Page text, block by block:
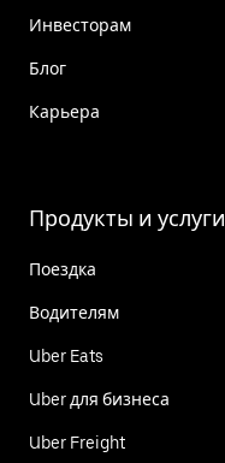
Инвесторам
Блог
Карьера
Продукты и услуги
Поездка
Водителям
Uber Eats
Uber для бизнеса
Uber Freight